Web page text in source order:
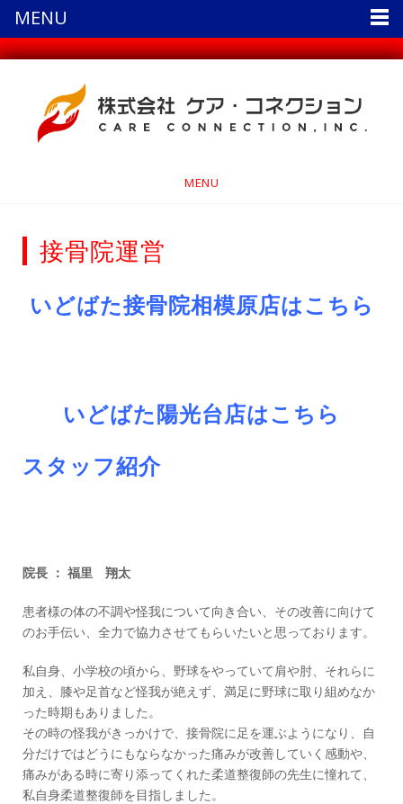
MENU
接骨院運営
いどばた接骨院相模原店はこちら
いどばた陽光台店はこちら
スタッフ紹介
院長 ： 福里 翔太
患者様の体の不調や怪我について向き合い、その改善に向けて
のお手伝い、全力で協力させてもらいたいと思っております。
私自身、小学校の頃から、野球をやっていて肩や肘、それらに
加え、膝や足首など怪我が絶えず、満足に野球に取り組めなか
った時期もありました。
その時の怪我がきっかけで、接骨院に足を運ぶようになり、自
分だけではどうにもならなかった痛みが改善していく感動や、
痛みがある時に寄り添ってくれた柔道整復師の先生に憧れて、
私自身柔道整復師を目指しました。
MENU